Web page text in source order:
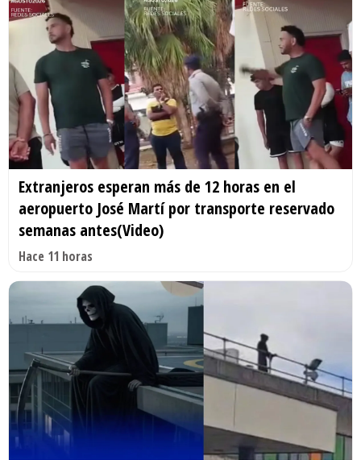
Extranjeros esperan más de 12 horas en el
aeropuerto José Martí por transporte reservado
semanas antes(Video)
Hace 11 horas